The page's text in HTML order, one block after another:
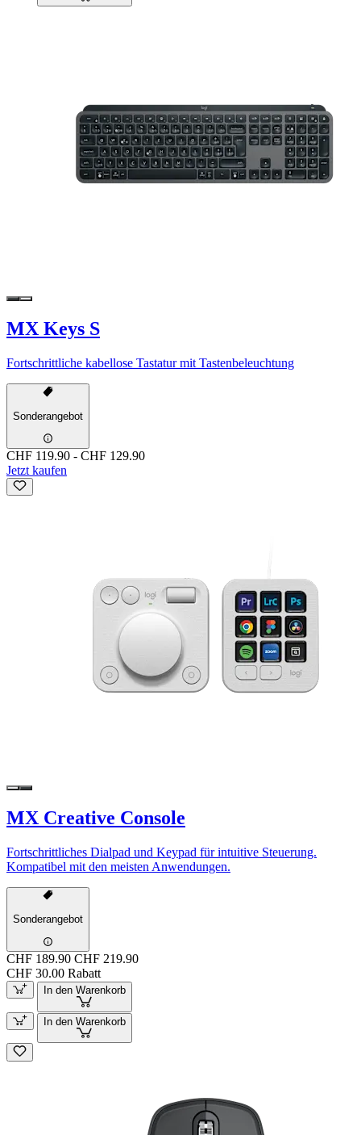
MX Keys S
Fortschrittliche kabellose Tastatur mit Tastenbeleuchtung
Sonderangebot
CHF 119.90 - CHF 129.90
Jetzt kaufen
MX Creative Console
Fortschrittliches Dialpad und Keypad für intuitive Steuerung.
Kompatibel mit den meisten Anwendungen.
Sonderangebot
CHF 189.90 CHF 219.90
CHF 30.00 Rabatt
In den Warenkorb
In den Warenkorb